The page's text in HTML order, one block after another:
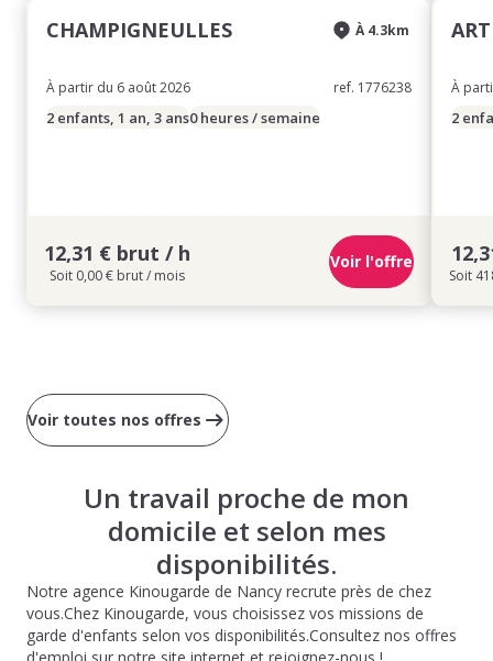
CHAMPIGNEULLES
À partir du 6 août 2026
À 4.3km
ref. 1776238
2 enfants, 1 an, 3 ans0 heures / semaine
12,31 € brut / h
Soit 0,00 € brut / mois
Voir l'offre
À
2
Soit
Voir toutes nos offres
Un travail proche de mon
domicile et selon mes
disponibilités.
Notre agence Kinougarde de Nancy recrute près de chez
vous.Chez Kinougarde, vous choisissez vos missions de
garde d'enfants selon vos disponibilités.Consultez nos offres